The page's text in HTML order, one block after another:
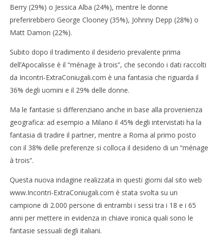
Berry (29%) o Jessica Alba (24%), mentre le donne
preferirebbero George Clooney (35%), Johnny Depp (28%) o
Matt Damon (22%).
Subito dopo il tradimento il desiderio prevalente prima
dell’Apocalisse è il “ménage à trois”, che secondo i dati raccolti
da Incontri-ExtraConiugali.com è una fantasia che riguarda il
36% degli uomini e il 29% delle donne.
Ma le fantasie si differenziano anche in base alla provenienza
geografica: ad esempio a Milano il 45% degli intervistati ha la
fantasia di tradire il partner, mentre a Roma al primo posto
con il 38% delle preferenze si colloca il desiderio di un “ménage
à trois”.
Questa nuova indagine realizzata in questi giorni dal sito web
www.Incontri-ExtraConiugali.com è stata svolta su un
campione di 2.000 persone di entrambi i sessi tra i 18 e i 65
anni per mettere in evidenza in chiave ironica quali sono le
fantasie sessuali degli italiani.